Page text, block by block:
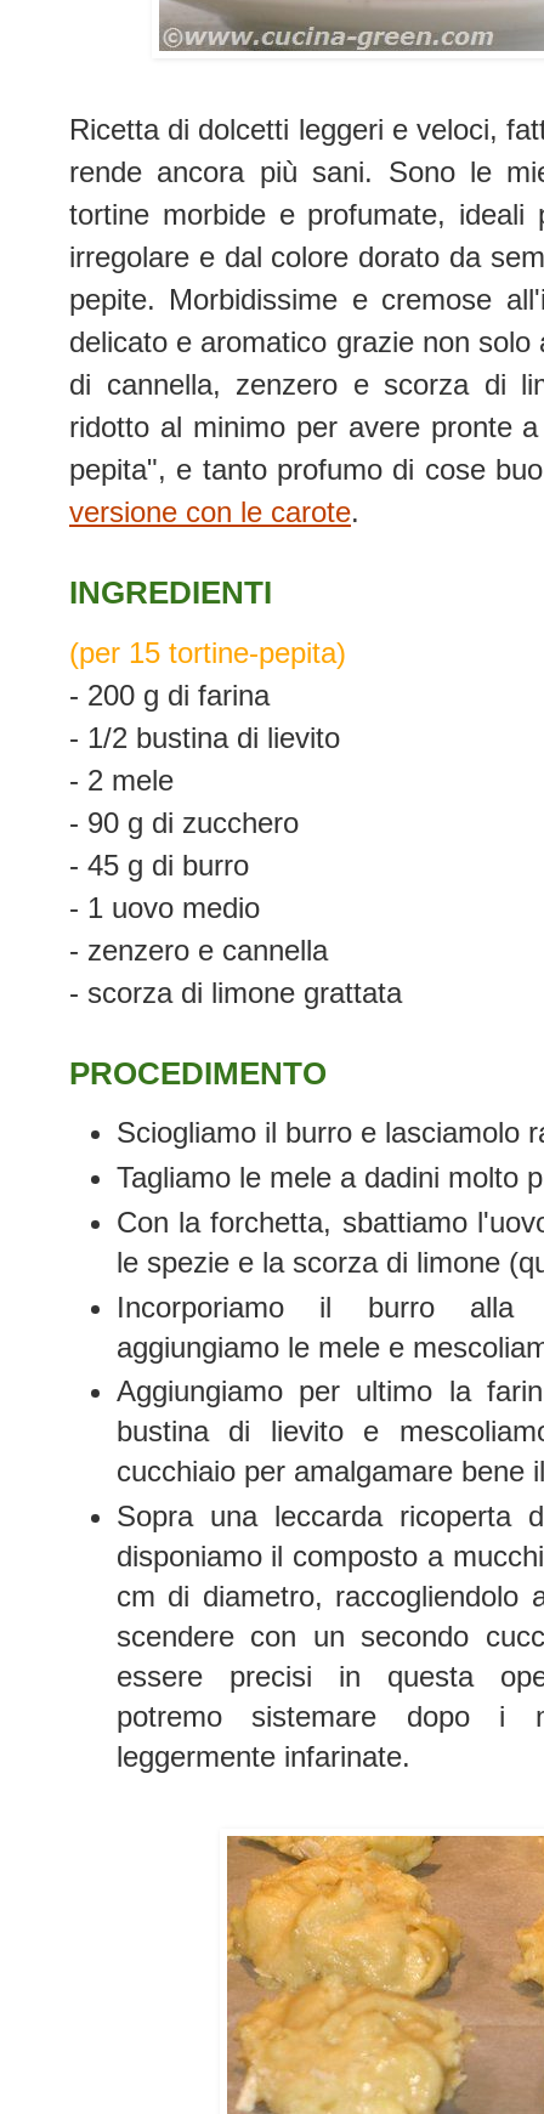
Ricetta di dolcetti leggeri e veloci,
rende ancora più sani. Sono le
tortine morbide e profumate, ideali
irregolare e dal colore dorato da
pepite. Morbidissime e cremose
delicato e aromatico grazie non
di cannella, zenzero e scorza di
ridotto al minimo per avere pronte
pepita", e tanto profumo di cose
versione con le carote.
INGREDIENTI
(per 15 tortine-pepita)
- 200 g di farina
- 1/2 bustina di lievito
- 2 mele
- 90 g di zucchero
- 45 g di burro
- 1 uovo medio
- zenzero e cannella
- scorza di limone grattata
PROCEDIMENTO
Sciogliamo il burro e lasciamolo
Tagliamo le mele a dadini molto
Con la forchetta, sbattiamo
le spezie e la scorza di limone
Incorporiamo il burro alla
aggiungiamo le mele e
Aggiungiamo per ultimo la
bustina di lievito e
cucchiaio per amalgamare bene
Sopra una leccarda ricoperta
disponiamo il composto a
cm di diametro, raccogliendolo
scendere con un secondo
essere precisi in questa
potremo sistemare dopo i
leggermente infarinate.